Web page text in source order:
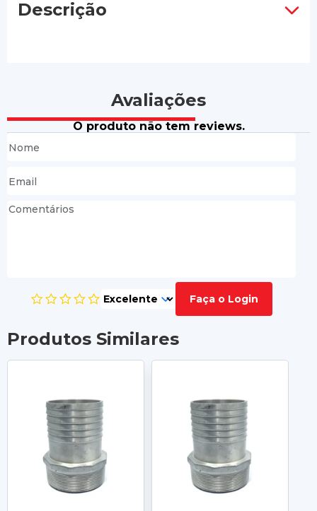
Descrição
Avaliações
O produto não tem reviews.
Faça o Login
Produtos Similares